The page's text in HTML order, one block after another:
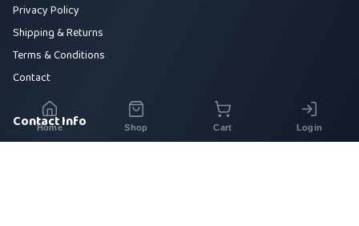
Privacy Policy
Shipping & Returns
Terms & Conditions
Contact
Contact Info
Home Shop Cart Login